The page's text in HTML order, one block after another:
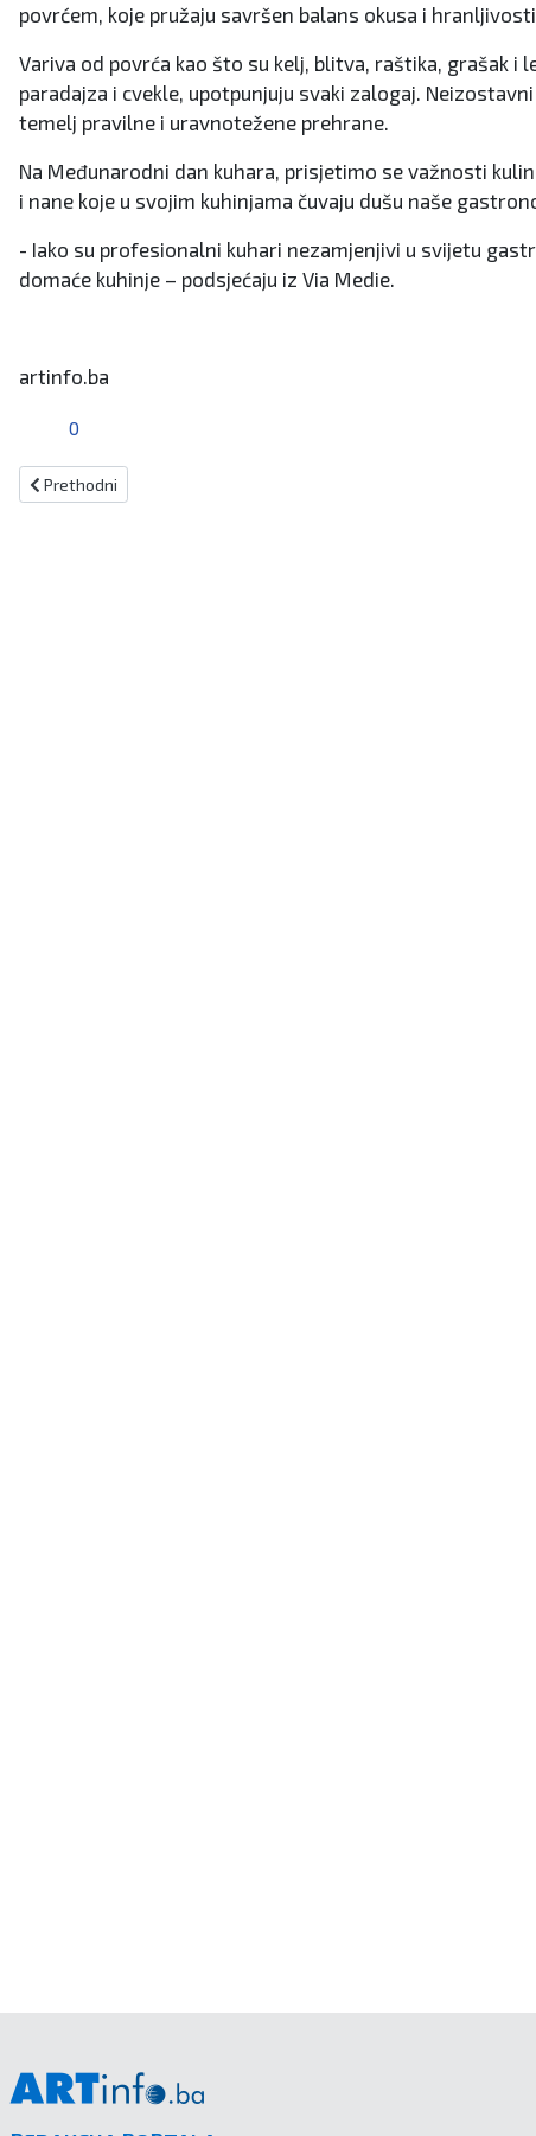
povrćem, koje pružaju savršen balans okusa i hranljivosti.
Variva od povrća kao što su kelj, blitva, raštika, grašak i
paradajza i cvekle, upotpunjuju svaki zalogaj.
temelj pravilne i uravnotežene prehrane.
Na Međunarodni dan kuhara, prisjetimo se važnosti
i nane koje u svojim kuhinjama čuvaju dušu naše
- Iako su profesionalni kuhari nezamjenjivi u svijetu
domaće kuhinje – podsjećaju iz Via Medie.
artinfo.ba
0
Prethodni članak: Otvorena humanitarna misijska izložba „Zapali
Prethodni